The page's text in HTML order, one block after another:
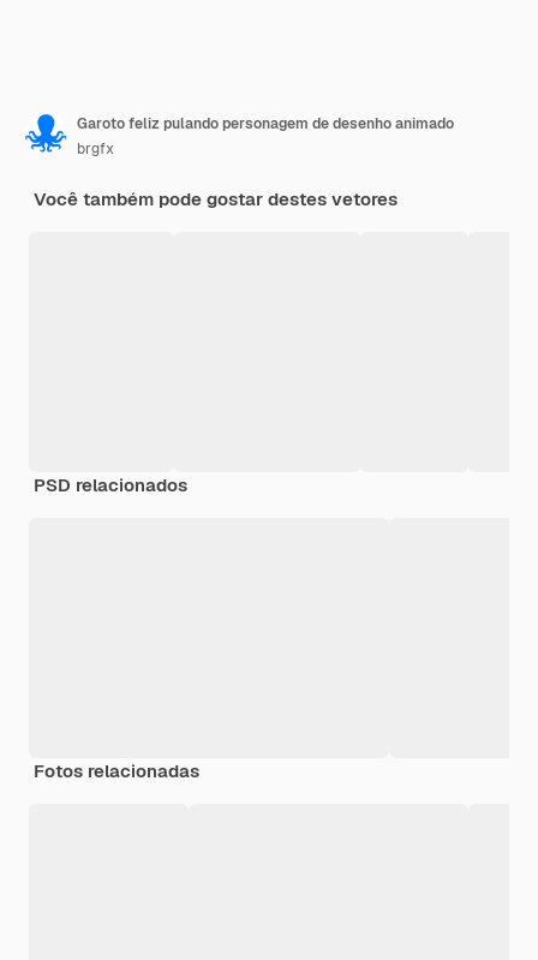
Garoto feliz pulando personagem de desenho animado
brgfx
Você também pode gostar destes vetores
PSD relacionados
Fotos relacionadas